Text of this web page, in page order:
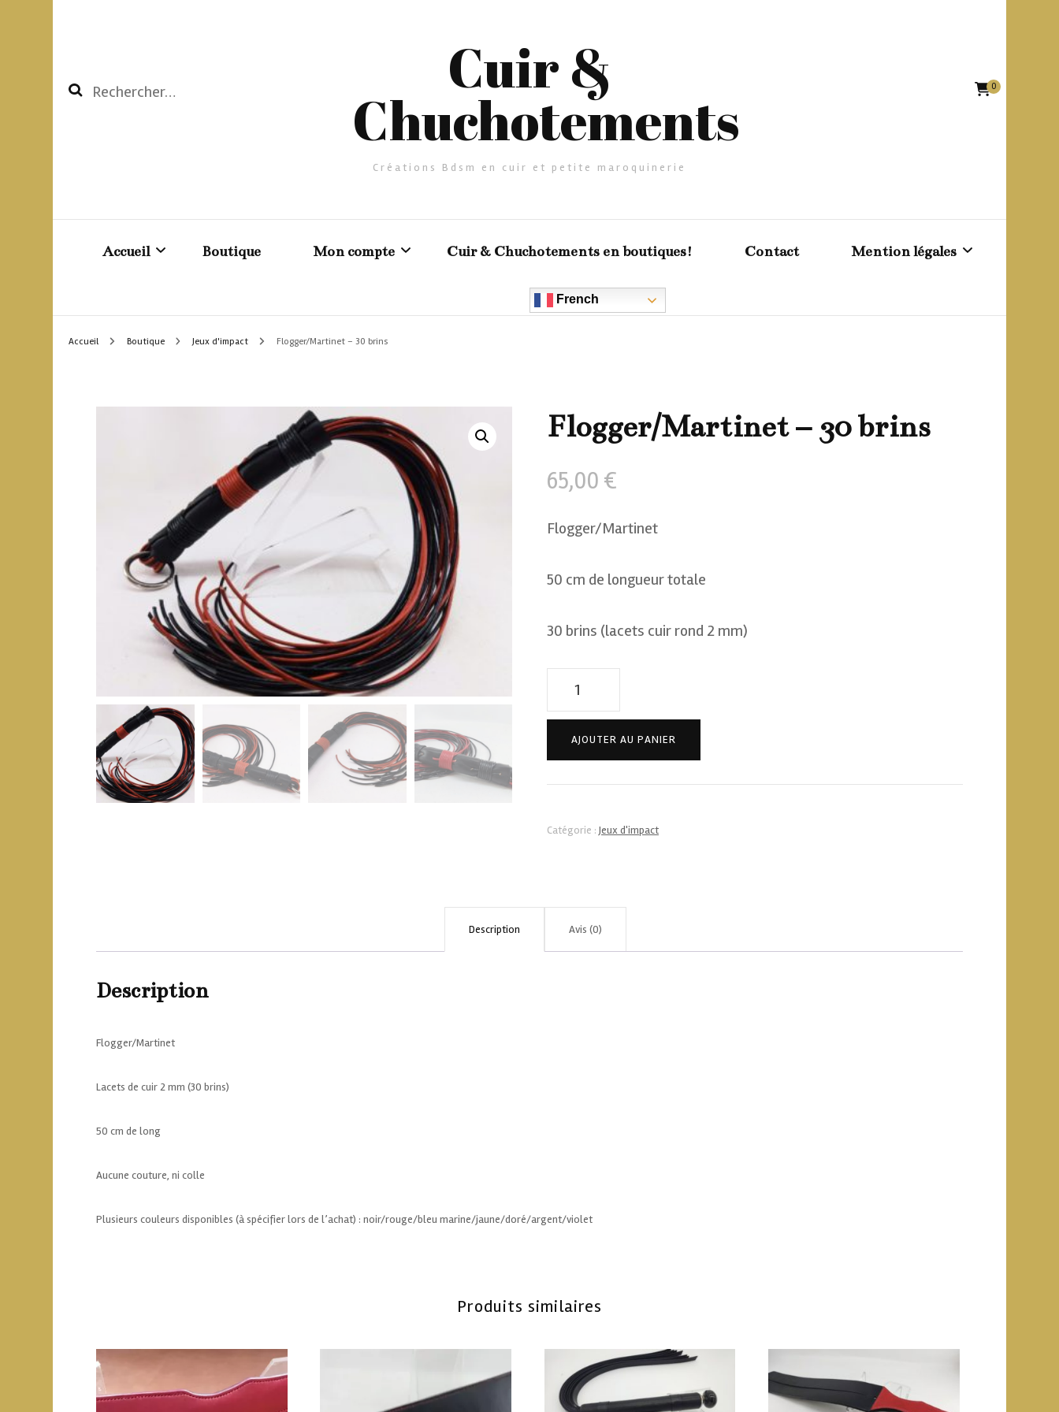
Rechercher : Cuir &
Chuchotements
Créations Bdsm en cuir et petite maroquinerie
0
Accueil
Les retours clients en
Boutique Mon compte Cuir & Chuchotements en boutiques! Contact Mention légales
French
Accueil Boutique Jeux d'impact Flogger/Martinet – 30 brins
Flogger/Martinet – 30 brins
65,00 €
Flogger/Martinet
50 cm de longueur totale
30 brins (lacets cuir rond 2 mm)
quantité
de
Flogger/Martinet
-
30
AJOUTER AU PANIER
Catégorie : Jeux d'impact
Description Avis (0)
Description
Flogger/Martinet
Lacets de cuir 2 mm (30 brins)
50 cm de long
Aucune couture, ni colle
Plusieurs couleurs disponibles (à spécifier lors de l’achat) : noir/rouge/bleu marine/jaune/doré/argent/violet
Produits similaires